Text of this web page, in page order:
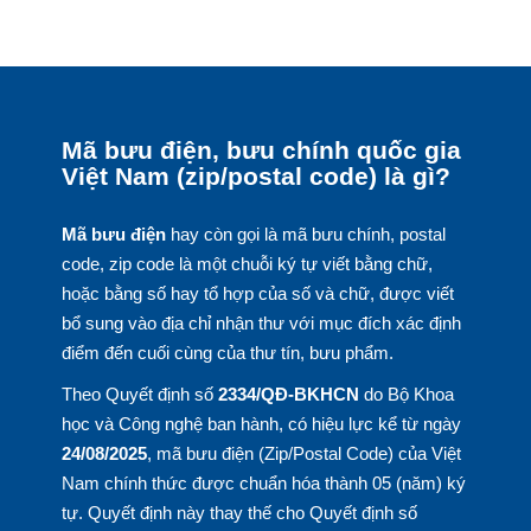
Mã bưu điện, bưu chính quốc gia
Việt Nam (zip/postal code) là gì?
Mã bưu điệnhay còn gọi là mã bưu chính, postal
code, zip code là một chuỗi ký tự viết bằng chữ,
hoặc bằng số hay tổ hợp của số và chữ, được viết
bổ sung vào địa chỉ nhận thư với mục đích xác định
điểm đến cuối cùng của thư tín, bưu phẩm.
Theo Quyết định số 2334/QĐ-BKHCN do Bộ Khoa
học và Công nghệ ban hành, có hiệu lực kể từ ngày
24/08/2025, mã bưu điện (Zip/Postal Code) của Việt
Nam chính thức được chuẩn hóa thành 05 (năm) ký
tự. Quyết định này thay thế cho Quyết định số